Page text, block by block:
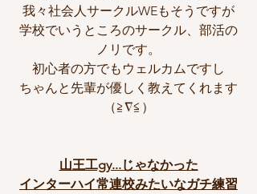
我々社会人サークルWEもそうですが
学校でいうところのサークル、部活の
ノリです。
初心者の方でもウェルカムですし
ちゃんと先輩が優しく教えてくれます
（≧∇≦）
山王工gy...じゃなかった
インターハイ常連校みたいなガチ練習